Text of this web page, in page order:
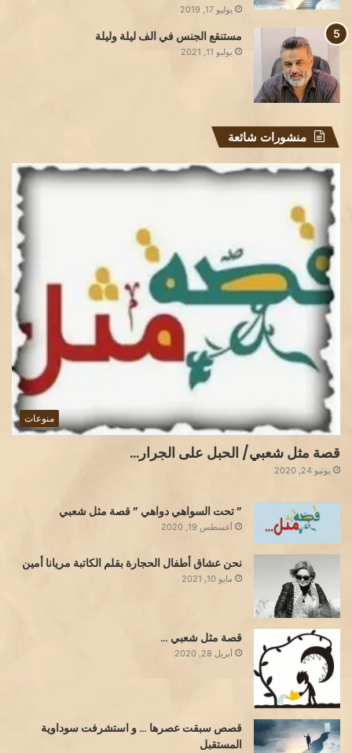
يوليو 17, 2019
مستنقع الجنس في الف ليلة وليلة
يوليو 11, 2021
منشورات شائعة
منوعات
قصة مثل شعبي/ الحبل على الجرار…
يونيو 24, 2020
” تحت السواهي دواهي ” قصة مثل شعبي
أغسطس 19, 2020
نحن عشاق أطفال الحجارة بقلم الكاتبة مريانا أمين
مايو 10, 2021
قصة مثل شعبي …
أبريل 28, 2020
قصص سبقت عصرها … و استشرفت سوداوية
المستقبل